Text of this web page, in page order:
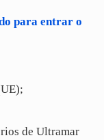
para entrar o
de Ultramar